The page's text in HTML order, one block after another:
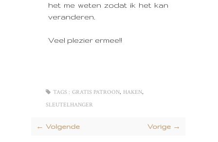
het me weten zodat ik het kan
veranderen.
Veel plezier ermee!!
TAGS : GRATIS PATROON, HAKEN,
SLEUTELHANGER
← Volgende Vorige →